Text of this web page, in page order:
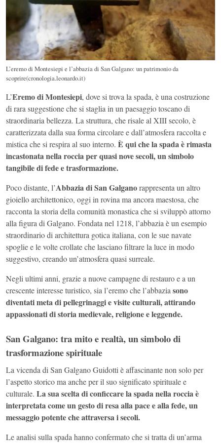
L’eremo di Montesiepi e l’abbazia di San Galgano: un patrimonio da
scoprire(cronologia.leonardo.it)
L’Eremo di Montesiepi, dove si trova la spada, è una costruzione
di rara suggestione che si staglia in un paesaggio toscano di
straordinaria bellezza. La struttura, che risale al XIII secolo, è
caratterizzata dalla sua forma circolare e dall’atmosfera raccolta e
mistica che si respira al suo interno. È qui che la spada è rimasta
incastonata nella roccia per quasi nove secoli, un simbolo
tangibile di fede e trasformazione.
Poco distante, l’Abbazia di San Galganorappresenta un altro
gioiello architettonico, oggi in rovina ma ancora maestosa, che
racconta la storia della comunità monastica che si sviluppò attorno
alla figura di Galgano. Fondata nel 1218, l’abbazia è un esempio
straordinario di architettura gotica italiana, con le sue navate
spoglie e le volte crollate che lasciano filtrare la luce in modo
suggestivo, creando un’atmosfera quasi surreale.
Negli ultimi anni, grazie a nuove campagne di restauro e a un
crescente interesse turistico, sia l’eremo che l’abbazia sono
diventati meta di pellegrinaggi e visite culturali, attirando
appassionati di storia medievale, religione e leggende.
San Galgano: tra mito e realtà, un simbolo di
trasformazione spirituale
La vicenda di San Galgano Guidotti è affascinante non solo per
l’aspetto storico ma anche per il suo significato spirituale e
culturale. La sua scelta di conficcare la spada nella roccia è
interpretata come un gesto di resa alla pace e alla fede, un
messaggio potente che attraversa i secoli.
Le analisi sulla spada hanno confermato che si tratta di un’arma